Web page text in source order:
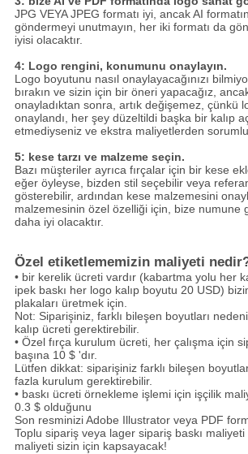
JPG VEYA JPEG formatı iyi, ancak AI
göndermeyi unutmayın, her iki formatı da
iyisi olacaktır.
4: Logo rengini, konumunu onaylayın.
Logo boyutunu nasıl onaylayacağınızı
bırakın ve sizin için bir öneri yapacağız,
onayladıktan sonra, artık değişemez, çünkü
onaylandı, her şey düzeltildi başka bir kalıp
etmediyseniz ve ekstra maliyetlerden
5: kese tarzı ve malzeme seçin.
Bazı müşteriler ayrıca fırçalar için bir kese
eğer öyleyse, bizden stil seçebilir veya
gösterebilir, ardından kese malzemesini
malzemesinin özel özelliği için, bize numune
daha iyi olacaktır.
Özel etiketlememizin maliyeti
• bir kerelik ücreti vardır (kabartma yolu her
ipek baskı her logo kalıp boyutu 20 USD)
plakaları üretmek için.
Not: Siparişiniz, farklı bileşen boyutları
kalıp ücreti gerektirebilir.
• Özel fırça kurulum ücreti, her çalışma için
başına 10 $ 'dır.
Lütfen dikkat: siparişiniz farklı bileşen
fazla kurulum gerektirebilir.
• baskı ücreti örnekleme işlemi için işçilik
0.3 $ olduğunu
Son resminizi Adobe Illustrator veya PDF
Toplu sipariş veya lager sipariş baskı
maliyeti sizin için kapsayacak!